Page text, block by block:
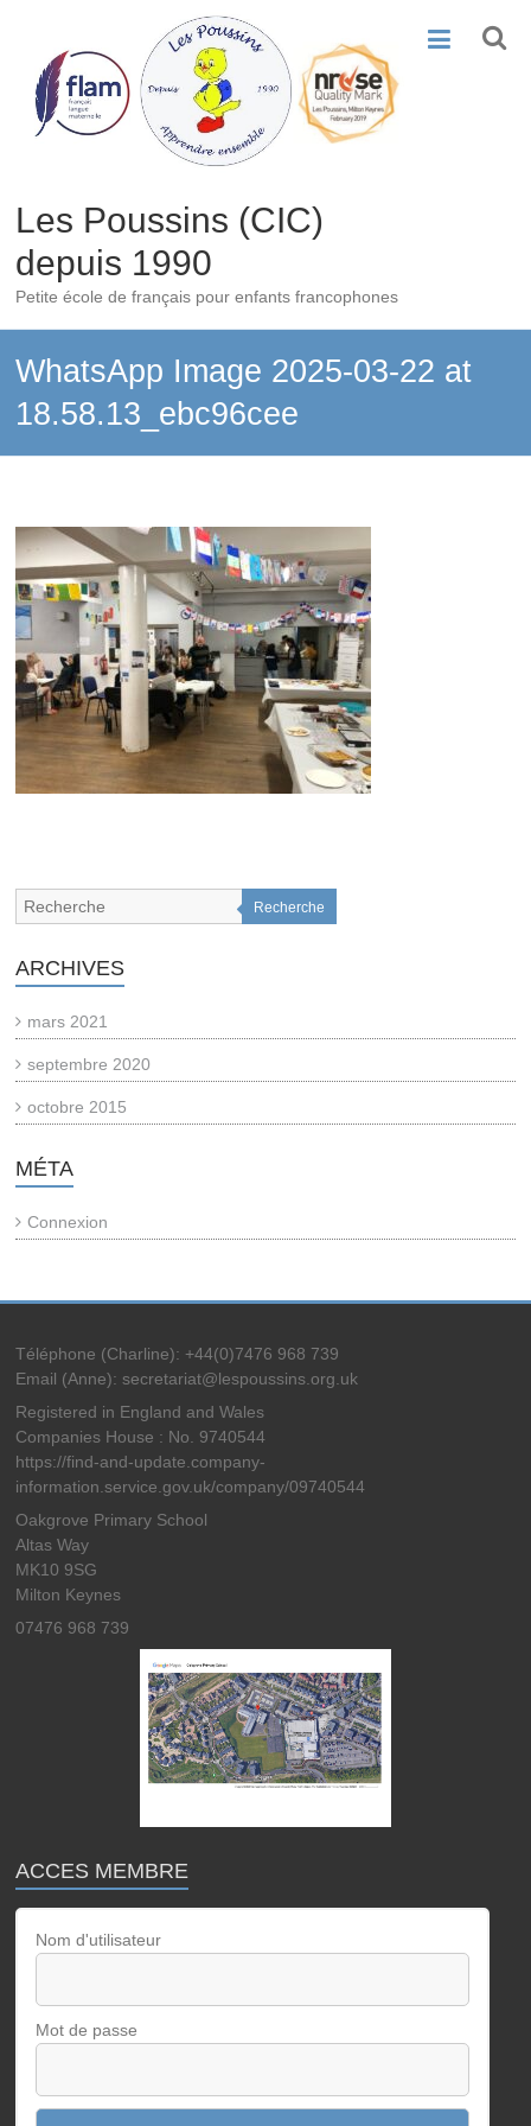
content
Les Poussins (CIC)
depuis 1990
Petite école de français pour enfants francophones
WhatsApp Image 2025-03-22 at
18.58.13_ebc96cee
Recherche
ARCHIVES
mars 2021
septembre 2020
octobre 2015
MÉTA
Connexion
Téléphone (Charline): +44(0)7476 968 739
Email (Anne): secretariat@lespoussins.org.uk
Registered in England and Wales
Companies House : No. 9740544
https://find-and-update.company-
information.service.gov.uk/company/09740544
Oakgrove Primary School
Altas Way
MK10 9SG
Milton Keynes
07476 968 739
ACCES MEMBRE
Nom d'utilisateur
Mot de passe